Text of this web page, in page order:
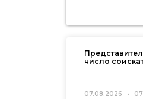
число
07.08.2026